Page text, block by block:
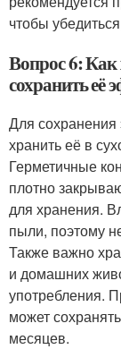
чтобы
Вопрос 6:
сохранить её
Для
хранить её в
Герметичные
плотно
для хранения.
пыли, поэтому
Также важно
и домашних
употребления.
может
месяцев.